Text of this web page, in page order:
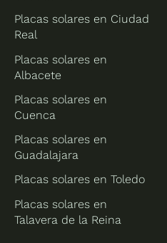
Placas solares en Ciudad
Real
Placas solares en
Albacete
Placas solares en
Cuenca
Placas solares en
Guadalajara
Placas solares en Toledo
Placas solares en
Talavera de la Reina